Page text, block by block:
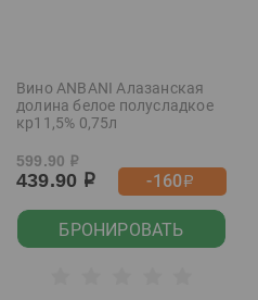
Вино ANBANI Алазанская
долина белое полусладкое
кр11,5% 0,75л
599.90 р
439.90 р -160р
БРОНИРОВАТЬ